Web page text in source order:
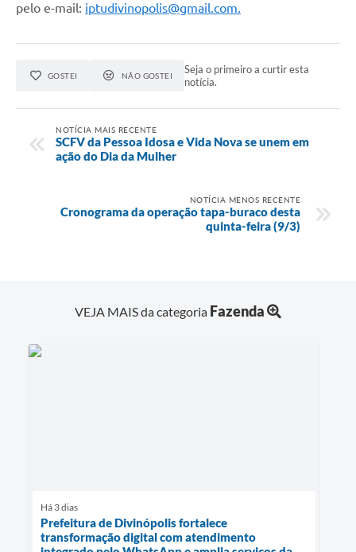
pelo e-mail: iptudivinopolis@gmail.com.
GOSTEI NÃO GOSTEI
Seja o primeiro a curtir esta
notícia.
NOTÍCIA MAIS RECENTE
SCFV da Pessoa Idosa e Vida Nova se unem em
ação do Dia da Mulher
NOTÍCIA MENOS RECENTE
Cronograma da operação tapa-buraco desta
quinta-feira (9/3)
VEJA MAIS da categoria Fazenda
Há 3 dias
Prefeitura de Divinópolis fortalece
transformação digital com atendimento